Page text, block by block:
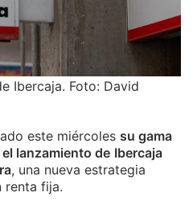
Ibercaja. Foto: David
este miércoles su gama
lanzamiento de Ibercaja
, una nueva estrategia
renta fija.